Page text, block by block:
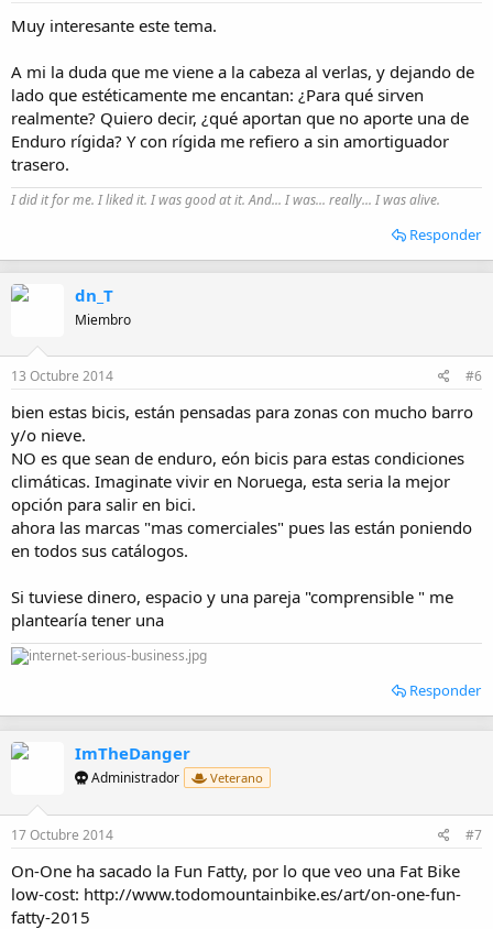
Muy interesante este tema.
A mi la duda que me viene a la cabeza al verlas, y dejando de
lado que estéticamente me encantan: ¿Para qué sirven
realmente? Quiero decir, ¿qué aportan que no aporte una de
Enduro rígida? Y con rígida me refiero a sin amortiguador
trasero.
I did it for me. I liked it. I was good at it. And... I was... really... I was alive.
Responder
dn_T
Miembro
13 Octubre 2014 #6
bien estas bicis, están pensadas para zonas con mucho barro
y/o nieve.
NO es que sean de enduro, eón bicis para estas condiciones
climáticas. Imaginate vivir en Noruega, esta seria la mejor
opción para salir en bici.
ahora las marcas "mas comerciales" pues las están poniendo
en todos sus catálogos.
Si tuviese dinero, espacio y una pareja "comprensible " me
plantearía tener una
Responder
ImTheDanger
Administrador Veterano
17 Octubre 2014 #7
On-One ha sacado la Fun Fatty, por lo que veo una Fat Bike
low-cost: http://www.todomountainbike.es/art/on-one-fun-
fatty-2015